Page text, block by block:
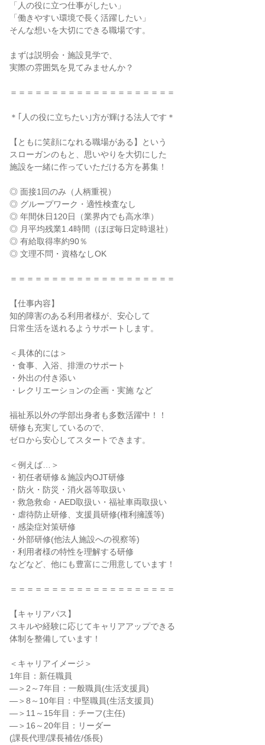
「人の役に立つ仕事がしたい」
「働きやすい環境で長く活躍したい」
そんな想いを大切にできる職場です。
まずは説明会・施設見学で、
実際の雰囲気を見てみませんか？
＝＝＝＝＝＝＝＝＝＝＝＝＝＝＝＝＝＝＝＝
＊｢人の役に立ちたい｣方が輝ける法人です＊
【ともに笑顔になれる職場がある】という
スローガンのもと、思いやりを大切にした
施設を一緒に作っていただける方を募集！
◎ 面接1回のみ（人柄重視）
◎ グループワーク・適性検査なし
◎ 年間休日120日（業界内でも高水準）
◎ 月平均残業1.4時間（ほぼ毎日定時退社）
◎ 有給取得率約90％
◎ 文理不問・資格なしOK
＝＝＝＝＝＝＝＝＝＝＝＝＝＝＝＝＝＝＝＝
【仕事内容】
知的障害のある利用者様が、安心して
日常生活を送れるようサポートします。
＜具体的には＞
・食事、入浴、排泄のサポート
・外出の付き添い
・レクリエーションの企画・実施 など
福祉系以外の学部出身者も多数活躍中！！
研修も充実しているので、
ゼロから安心してスタートできます。
＜例えば…＞
・初任者研修＆施設内OJT研修
・防火・防災・消火器等取扱い
・救急救命・AED取扱い・福祉車両取扱い
・虐待防止研修、支援員研修(権利擁護等)
・感染症対策研修
・外部研修(他法人施設への視察等)
・利用者様の特性を理解する研修
などなど、他にも豊富にご用意しています！
＝＝＝＝＝＝＝＝＝＝＝＝＝＝＝＝＝＝＝＝
【キャリアパス】
スキルや経験に応じてキャリアアップできる
体制を整備しています！
＜キャリアイメージ＞
1年目：新任職員
―＞2～7年目：一般職員(生活支援員)
―＞8～10年目：中堅職員(生活支援員)
―＞11～15年目：チーフ(主任)
―＞16～20年目：リーダー
(課長代理/課長補佐/係長)